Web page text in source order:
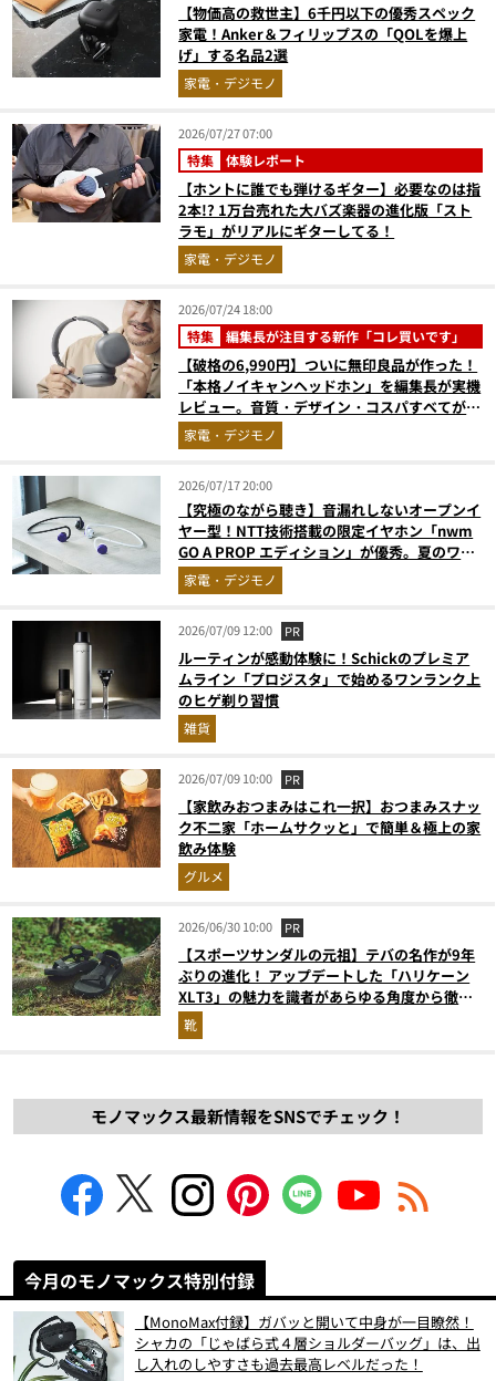
【物価高の救世主】6千円以下の優秀スペック
家電！Anker＆フィリップスの「QOLを爆上
げ」する名品2選
家電・デジモノ
2026/07/27 07:00
特集 体験レポート
【ホントに誰でも弾けるギター】必要なのは指
2本!? 1万台売れた大バズ楽器の進化版「スト
ラモ」がリアルにギターしてる！
家電・デジモノ
2026/07/24 18:00
特集 編集長が注目する新作「コレ買いです」
【破格の6,990円】ついに無印良品が作った！
「本格ノイキャンヘッドホン」を編集長が実機
レビュー。音質・デザイン・コスパすべてが大
正解だった『コレ買いです』Vol.171
家電・デジモノ
2026/07/17 20:00
【究極のながら聴き】音漏れしないオープンイ
ヤー型！NTT技術搭載の限定イヤホン「nwm
GO A PROP エディション」が優秀。夏のワー
クアウトに最適
家電・デジモノ
2026/07/09 12:00 PR
ルーティンが感動体験に！Schickのプレミア
ムライン「プロジスタ」で始めるワンランク上
のヒゲ剃り習慣
雑貨
2026/07/09 10:00 PR
【家飲みおつまみはこれ一択】おつまみスナッ
ク不二家「ホームサクッと」で簡単＆極上の家
飲み体験
グルメ
2026/06/30 10:00 PR
【スポーツサンダルの元祖】テバの名作が9年
ぶりの進化！ アップデートした「ハリケーン
XLT3」の魅力を識者があらゆる角度から徹底
解説！
靴
モノマックス最新情報をSNSでチェック！
今月のモノマックス特別付録
【MonoMax付録】ガバッと開いて中身が一目瞭然！
シャカの「じゃばら式４層ショルダーバッグ」は、出
し入れのしやすさも過去最高レベルだった！